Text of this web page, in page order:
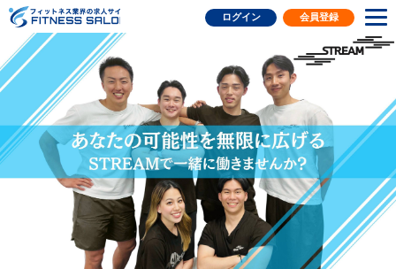
フィットネス業界の求人
ログイン 会員登録